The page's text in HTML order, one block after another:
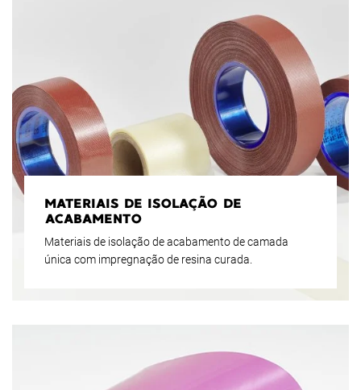
MATERIAIS DE ISOLAÇÃO DE
ACABAMENTO
Materiais de isolação de acabamento de camada
única com impregnação de resina curada.